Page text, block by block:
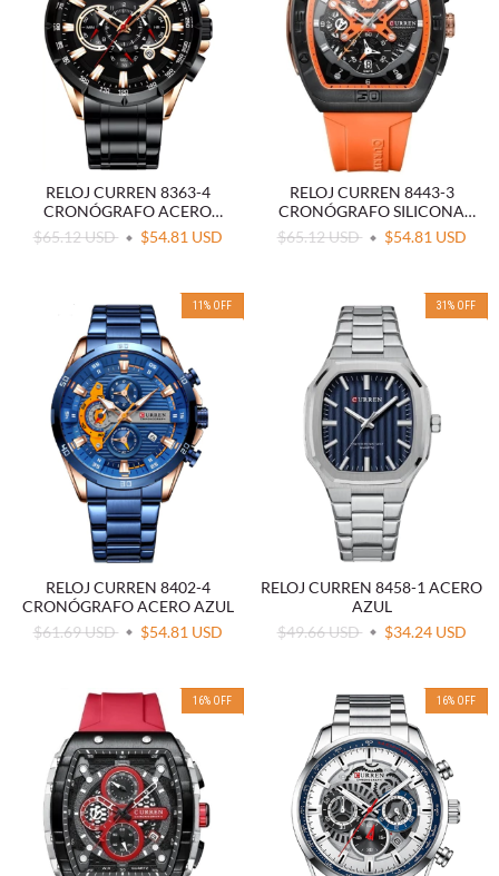
RELOJ CURREN 8363-4
CRONÓGRAFO ACERO
NEGRO
$65.12 USD $54.81 USD
RELOJ CURREN 8443-3
CRONÓGRAFO SILICONA
NARANJA
$65.12 USD $54.81 USD
11 % OFF
RELOJ CURREN 8402-4
CRONÓGRAFO ACERO AZUL
$61.69 USD
$54.81 USD
31 % OFF
RELOJ CURREN 8458-1 ACERO
AZUL
$49.66 USD
$34.24 USD
16% OFF 16% OFF